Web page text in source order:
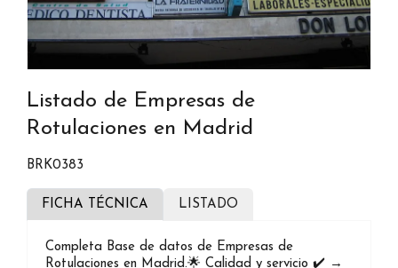
Listado de Empresas de
Rotulaciones en Madrid
BRK0383
FICHA TÉCNICA LISTADO
Completa Base de datos de Empresas de
Rotulaciones en Madrid.🌟 Calidad y servicio ✔️ →